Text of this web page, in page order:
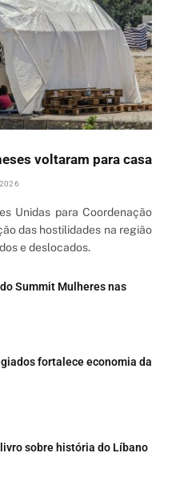
voltaram para casa
Unidas para Coordenação
das hostilidades na região
e deslocados.
Summit Mulheres nas
fortalece economia da
sobre história do Líbano